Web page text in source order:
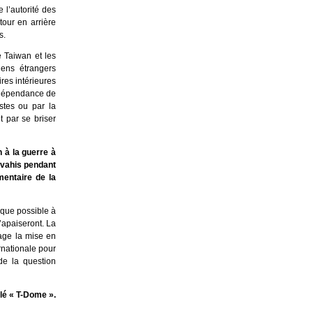
l’autorité des
en arrière
Taiwan et les
étrangers
intérieures
de
ou par la
par se briser
à la guerre à
pendant
de la
possible à
La
la mise en
pour
la question
« T-Dome ».